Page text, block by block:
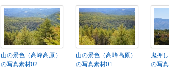
山の景色（高峰高原）
の写真素材02
山の景色（高峰高原）
の写真素材01
鬼押
の写